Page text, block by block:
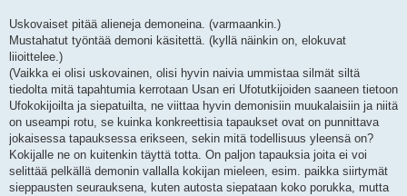
Uskovaiset pitää alieneja demoneina. (varmaankin.)
Mustahatut työntää demoni käsitettä. (kyllä näinkin on, elokuvat
liioittelee.)
(Vaikka ei olisi uskovainen, olisi hyvin naivia ummistaa silmät siltä
tiedolta mitä tapahtumia kerrotaan Usan eri Ufotutkijoiden saaneen tietoon
Ufokokijoilta ja siepatuilta, ne viittaa hyvin demonisiin muukalaisiin ja niitä
on useampi rotu, se kuinka konkreettisia tapaukset ovat on punnittava
jokaisessa tapauksessa erikseen, sekin mitä todellisuus yleensä on?
Kokijalle ne on kuitenkin täyttä totta. On paljon tapauksia joita ei voi
selittää pelkällä demonin vallalla kokijan mieleen, esim. paikka siirtymät
sieppausten seurauksena, kuten autosta siepataan koko porukka, mutta